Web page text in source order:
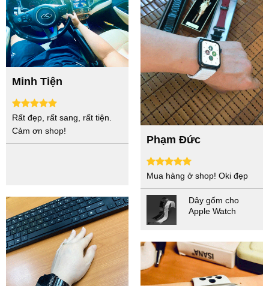
Minh Tiện
Rất đẹp, rất sang, rất tiện.
Cảm ơn shop!
Phạm Đức
Mua hàng ở shop! Oki đẹp
Dây gốm cho
Apple Watch